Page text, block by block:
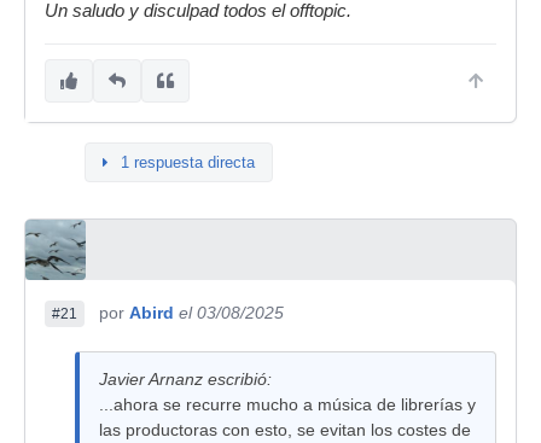
Un saludo y disculpad todos el offtopic.
1 respuesta directa
#21 por Abird el 03/08/2025
Javier Arnanz escribió:
...ahora se recurre mucho a música de librerías y
las productoras con esto, se evitan los costes de